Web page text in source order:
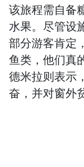
该旅程需自备
水果。尽管设
部分游客肯定
鱼类，他们真
德米拉则表示
奋，并对窗外